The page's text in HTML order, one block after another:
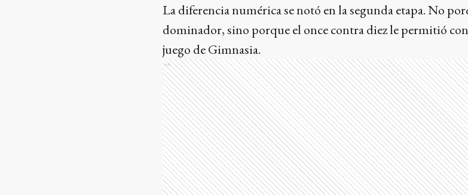
La diferencia numérica se notó en la segunda etapa. No
dominador, sino porque el once contra diez le permitió
juego de Gimnasia.
Ads